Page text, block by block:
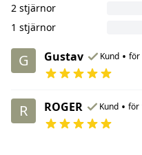
2 stjärnor
1 stjärnor
G Gustav Kund • för
R ROGER Kund • för